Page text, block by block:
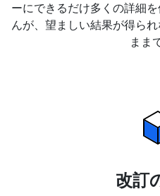
ーにできるだけ多くの詳細
んが、望ましい結果が得ら
まま
改訂